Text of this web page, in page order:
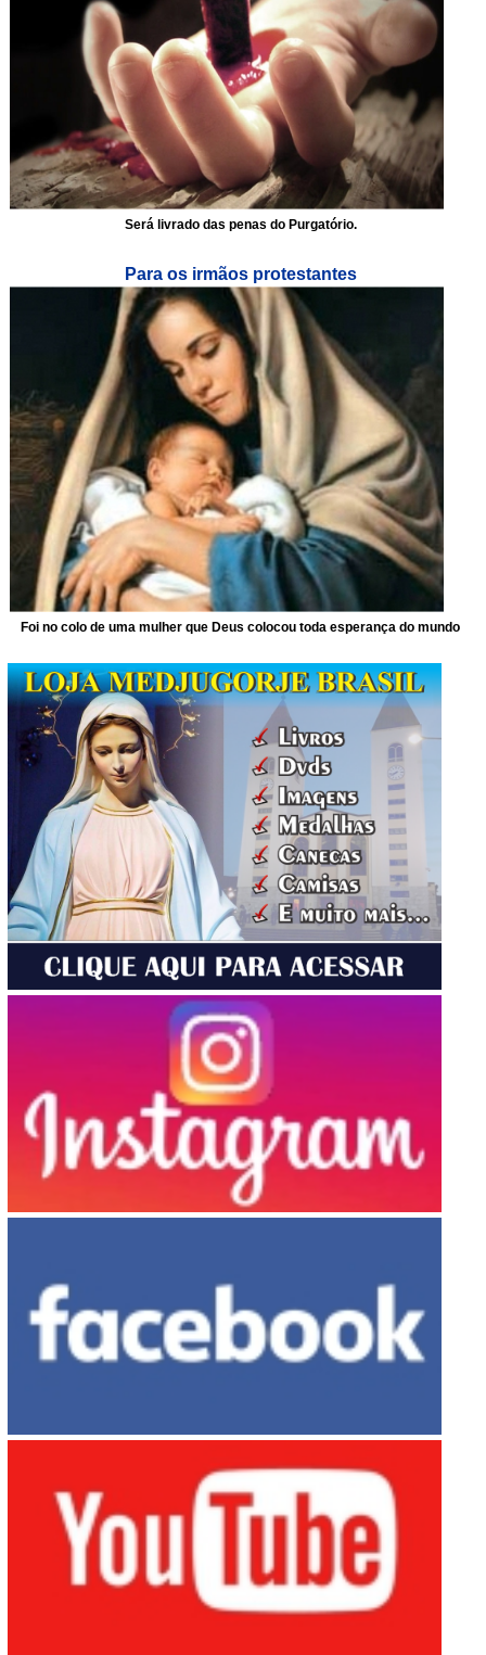
Será livrado das penas do Purgatório.
Para os irmãos protestantes
Foi no colo de uma mulher que Deus colocou toda esperança do mundo